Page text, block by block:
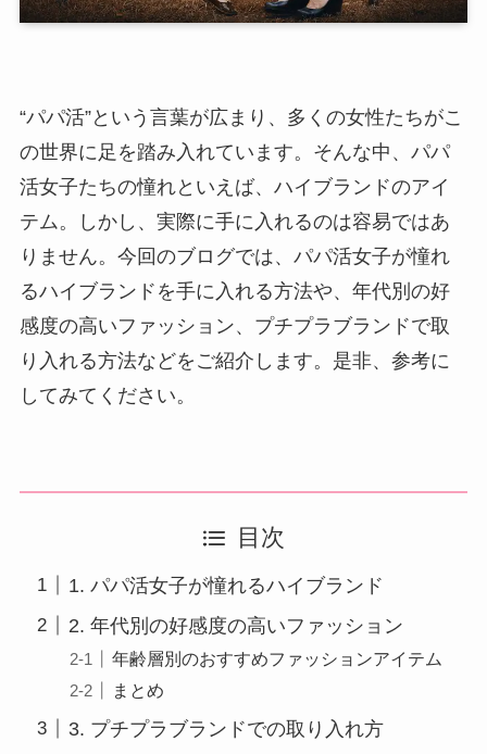
“パパ活”という言葉が広まり、多くの女性たちがこ
の世界に足を踏み入れています。そんな中、パパ
活女子たちの憧れといえば、ハイブランドのアイ
テム。しかし、実際に手に入れるのは容易ではあ
りません。今回のブログでは、パパ活女子が憧れ
るハイブランドを手に入れる方法や、年代別の好
感度の高いファッション、プチプラブランドで取
り入れる方法などをご紹介します。是非、参考に
してみてください。
目次
1. パパ活女子が憧れるハイブランド
2. 年代別の好感度の高いファッション
年齢層別のおすすめファッションアイテム
まとめ
3. プチプラブランドでの取り入れ方